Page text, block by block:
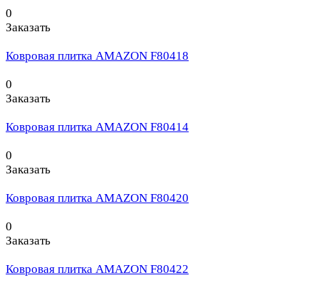
0
Заказать
Ковровая плитка AMAZON F80418
0
Заказать
Ковровая плитка AMAZON F80414
0
Заказать
Ковровая плитка AMAZON F80420
0
Заказать
Ковровая плитка AMAZON F80422